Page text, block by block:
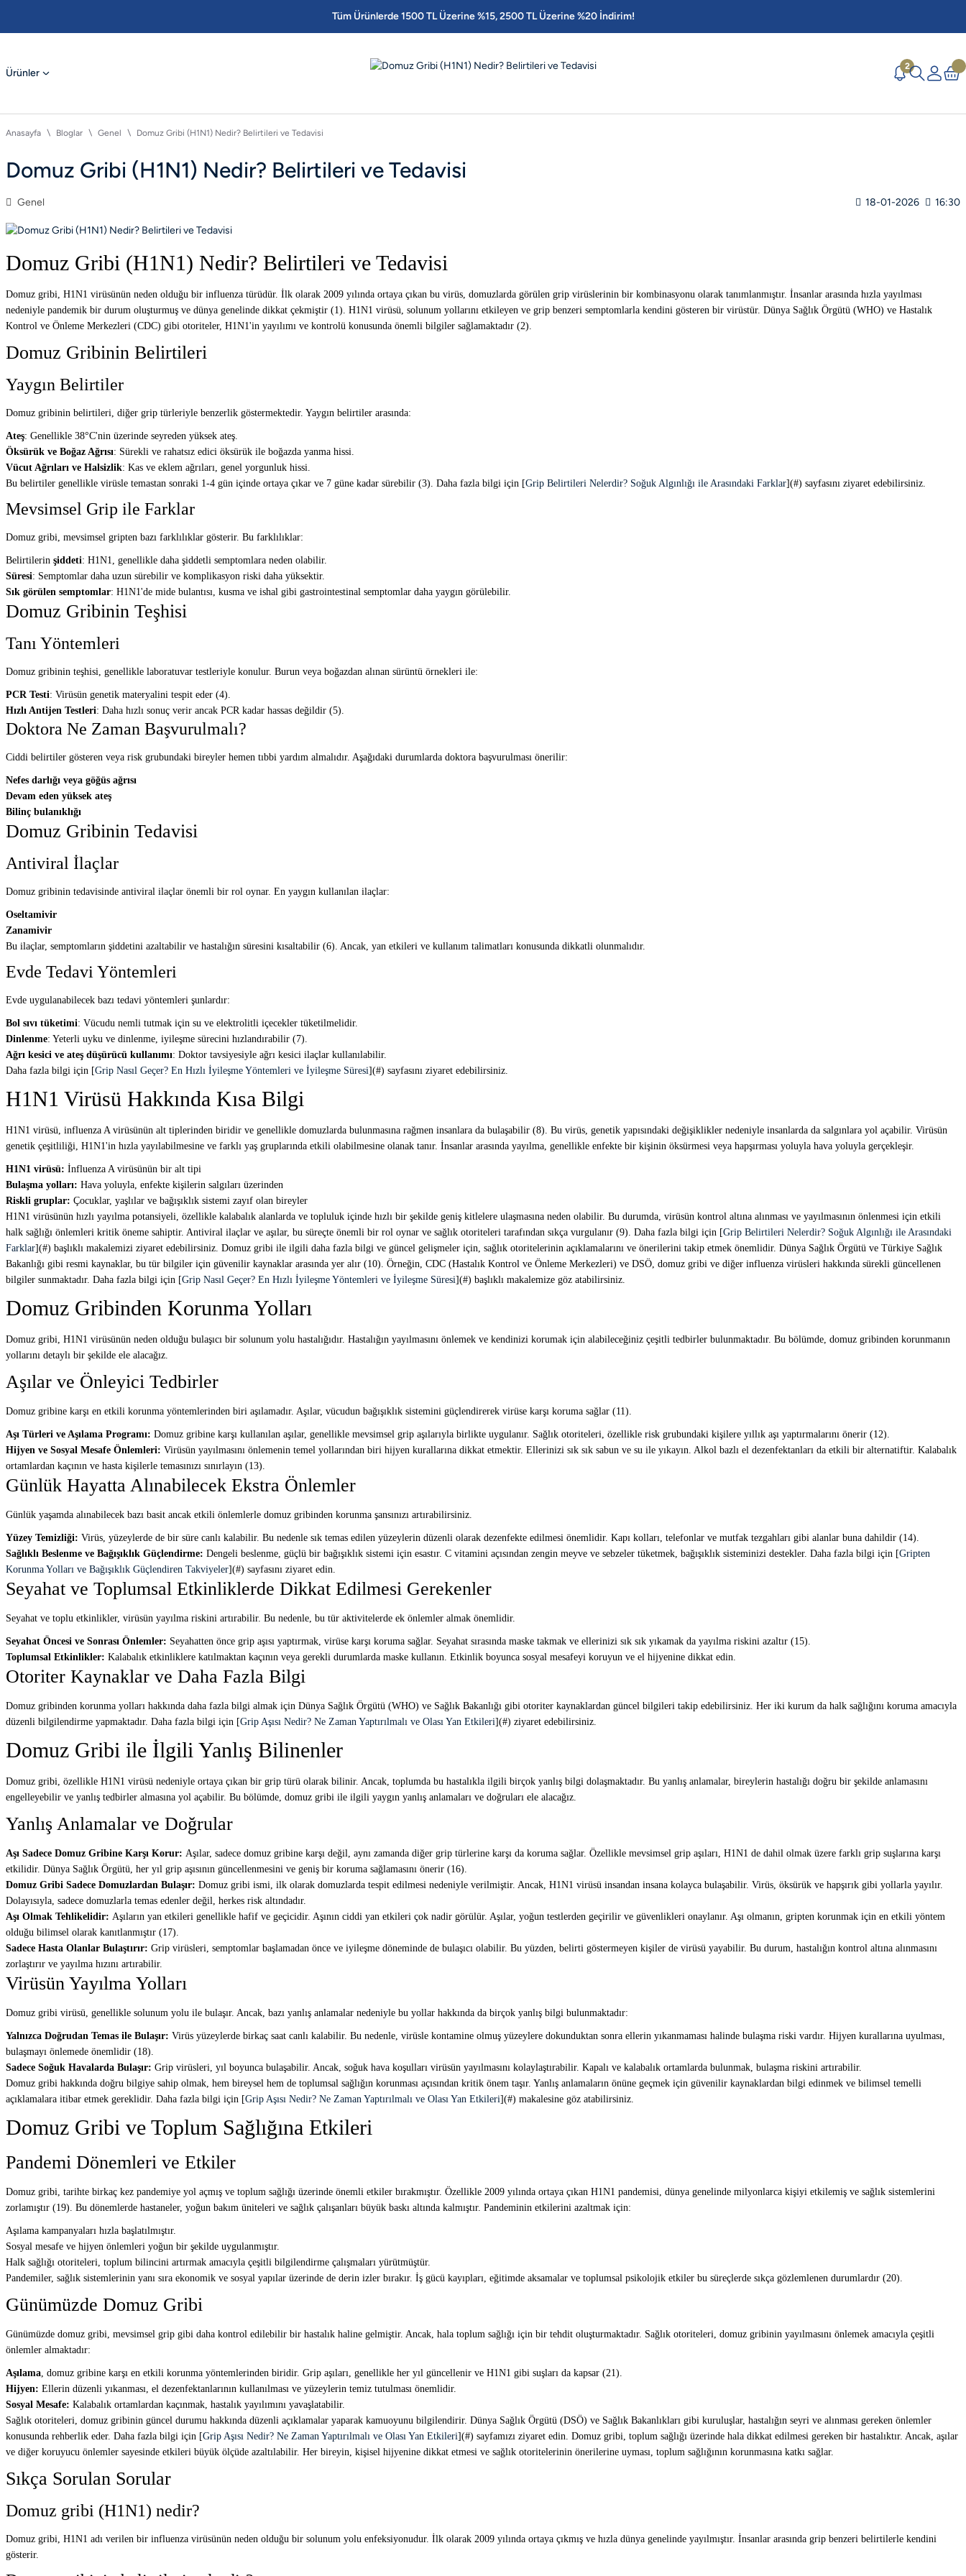
Tüm Ürünlerde 1500 TL Üzerine %15, 2500 TL Üzerine %20 İndirim!
Ürünler
2
Anasayfa Bloglar Genel Domuz Gribi (H1N1) Nedir? Belirtileri ve Tedavisi
Domuz Gribi (H1N1) Nedir? Belirtileri ve Tedavisi
Genel 18-01-2026 16:30
Domuz Gribi (H1N1) Nedir? Belirtileri ve Tedavisi
Domuz gribi, H1N1 virüsünün neden olduğu bir influenza türüdür. İlk olarak 2009 yılında ortaya çıkan bu virüs, domuzlarda görülen grip virüslerinin bir kombinasyonu olarak tanımlanmıştır. İnsanlar arasında hızla yayılması
nedeniyle pandemik bir durum oluşturmuş ve dünya genelinde dikkat çekmiştir (1). H1N1 virüsü, solunum yollarını etkileyen ve grip benzeri semptomlarla kendini gösteren bir virüstür. Dünya Sağlık Örgütü (WHO) ve Hastalık
Kontrol ve Önleme Merkezleri (CDC) gibi otoriteler, H1N1'in yayılımı ve kontrolü konusunda önemli bilgiler sağlamaktadır (2).
Domuz Gribinin Belirtileri
Yaygın Belirtiler
Domuz gribinin belirtileri, diğer grip türleriyle benzerlik göstermektedir. Yaygın belirtiler arasında:
Ateş: Genellikle 38°C'nin üzerinde seyreden yüksek ateş.
Öksürük ve Boğaz Ağrısı: Sürekli ve rahatsız edici öksürük ile boğazda yanma hissi.
Vücut Ağrıları ve Halsizlik: Kas ve eklem ağrıları, genel yorgunluk hissi.
Bu belirtiler genellikle virüsle temastan sonraki 1-4 gün içinde ortaya çıkar ve 7 güne kadar sürebilir (3). Daha fazla bilgi için [Grip Belirtileri Nelerdir? Soğuk Algınlığı ile Arasındaki Farklar](#) sayfasını ziyaret edebilirsiniz.
Mevsimsel Grip ile Farklar
Domuz gribi, mevsimsel gripten bazı farklılıklar gösterir. Bu farklılıklar:
Belirtilerin şiddeti: H1N1, genellikle daha şiddetli semptomlara neden olabilir.
Süresi: Semptomlar daha uzun sürebilir ve komplikasyon riski daha yüksektir.
Sık görülen semptomlar: H1N1'de mide bulantısı, kusma ve ishal gibi gastrointestinal semptomlar daha yaygın görülebilir.
Domuz Gribinin Teşhisi
Tanı Yöntemleri
Domuz gribinin teşhisi, genellikle laboratuvar testleriyle konulur. Burun veya boğazdan alınan sürüntü örnekleri ile:
PCR Testi: Virüsün genetik materyalini tespit eder (4).
Hızlı Antijen Testleri: Daha hızlı sonuç verir ancak PCR kadar hassas değildir (5).
Doktora Ne Zaman Başvurulmalı?
Ciddi belirtiler gösteren veya risk grubundaki bireyler hemen tıbbi yardım almalıdır. Aşağıdaki durumlarda doktora başvurulması önerilir:
Nefes darlığı veya göğüs ağrısı
Devam eden yüksek ateş
Bilinç bulanıklığı
Domuz Gribinin Tedavisi
Antiviral İlaçlar
Domuz gribinin tedavisinde antiviral ilaçlar önemli bir rol oynar. En yaygın kullanılan ilaçlar:
Oseltamivir
Zanamivir
Bu ilaçlar, semptomların şiddetini azaltabilir ve hastalığın süresini kısaltabilir (6). Ancak, yan etkileri ve kullanım talimatları konusunda dikkatli olunmalıdır.
Evde Tedavi Yöntemleri
Evde uygulanabilecek bazı tedavi yöntemleri şunlardır:
Bol sıvı tüketimi: Vücudu nemli tutmak için su ve elektrolitli içecekler tüketilmelidir.
Dinlenme: Yeterli uyku ve dinlenme, iyileşme sürecini hızlandırabilir (7).
Ağrı kesici ve ateş düşürücü kullanımı: Doktor tavsiyesiyle ağrı kesici ilaçlar kullanılabilir.
Daha fazla bilgi için [Grip Nasıl Geçer? En Hızlı İyileşme Yöntemleri ve İyileşme Süresi](#) sayfasını ziyaret edebilirsiniz.
H1N1 Virüsü Hakkında Kısa Bilgi
H1N1 virüsü, influenza A virüsünün alt tiplerinden biridir ve genellikle domuzlarda bulunmasına rağmen insanlara da bulaşabilir (8). Bu virüs, genetik yapısındaki değişiklikler nedeniyle insanlarda da salgınlara yol açabilir. Virüsün
genetik çeşitliliği, H1N1'in hızla yayılabilmesine ve farklı yaş gruplarında etkili olabilmesine olanak tanır. İnsanlar arasında yayılma, genellikle enfekte bir kişinin öksürmesi veya hapşırması yoluyla hava yoluyla gerçekleşir.
H1N1 virüsü: İnfluenza A virüsünün bir alt tipi
Bulaşma yolları: Hava yoluyla, enfekte kişilerin salgıları üzerinden
Riskli gruplar: Çocuklar, yaşlılar ve bağışıklık sistemi zayıf olan bireyler
H1N1 virüsünün hızlı yayılma potansiyeli, özellikle kalabalık alanlarda ve topluluk içinde hızlı bir şekilde geniş kitlelere ulaşmasına neden olabilir. Bu durumda, virüsün kontrol altına alınması ve yayılmasının önlenmesi için etkili
halk sağlığı önlemleri kritik öneme sahiptir. Antiviral ilaçlar ve aşılar, bu süreçte önemli bir rol oynar ve sağlık otoriteleri tarafından sıkça vurgulanır (9). Daha fazla bilgi için [Grip Belirtileri Nelerdir? Soğuk Algınlığı ile Arasındaki
Farklar](#) başlıklı makalemizi ziyaret edebilirsiniz. Domuz gribi ile ilgili daha fazla bilgi ve güncel gelişmeler için, sağlık otoritelerinin açıklamalarını ve önerilerini takip etmek önemlidir. Dünya Sağlık Örgütü ve Türkiye Sağlık
Bakanlığı gibi resmi kaynaklar, bu tür bilgiler için güvenilir kaynaklar arasında yer alır (10). Örneğin, CDC (Hastalık Kontrol ve Önleme Merkezleri) ve DSÖ, domuz gribi ve diğer influenza virüsleri hakkında sürekli güncellenen
bilgiler sunmaktadır. Daha fazla bilgi için [Grip Nasıl Geçer? En Hızlı İyileşme Yöntemleri ve İyileşme Süresi](#) başlıklı makalemize göz atabilirsiniz.
Domuz Gribinden Korunma Yolları
Domuz gribi, H1N1 virüsünün neden olduğu bulaşıcı bir solunum yolu hastalığıdır. Hastalığın yayılmasını önlemek ve kendinizi korumak için alabileceğiniz çeşitli tedbirler bulunmaktadır. Bu bölümde, domuz gribinden korunmanın
yollarını detaylı bir şekilde ele alacağız.
Aşılar ve Önleyici Tedbirler
Domuz gribine karşı en etkili korunma yöntemlerinden biri aşılamadır. Aşılar, vücudun bağışıklık sistemini güçlendirerek virüse karşı koruma sağlar (11).
Aşı Türleri ve Aşılama Programı: Domuz gribine karşı kullanılan aşılar, genellikle mevsimsel grip aşılarıyla birlikte uygulanır. Sağlık otoriteleri, özellikle risk grubundaki kişilere yıllık aşı yaptırmalarını önerir (12).
Hijyen ve Sosyal Mesafe Önlemleri: Virüsün yayılmasını önlemenin temel yollarından biri hijyen kurallarına dikkat etmektir. Ellerinizi sık sık sabun ve su ile yıkayın. Alkol bazlı el dezenfektanları da etkili bir alternatiftir. Kalabalık
ortamlardan kaçının ve hasta kişilerle temasınızı sınırlayın (13).
Günlük Hayatta Alınabilecek Ekstra Önlemler
Günlük yaşamda alınabilecek bazı basit ancak etkili önlemlerle domuz gribinden korunma şansınızı artırabilirsiniz.
Yüzey Temizliği: Virüs, yüzeylerde de bir süre canlı kalabilir. Bu nedenle sık temas edilen yüzeylerin düzenli olarak dezenfekte edilmesi önemlidir. Kapı kolları, telefonlar ve mutfak tezgahları gibi alanlar buna dahildir (14).
Sağlıklı Beslenme ve Bağışıklık Güçlendirme: Dengeli beslenme, güçlü bir bağışıklık sistemi için esastır. C vitamini açısından zengin meyve ve sebzeler tüketmek, bağışıklık sisteminizi destekler. Daha fazla bilgi için [Gripten
Korunma Yolları ve Bağışıklık Güçlendiren Takviyeler](#) sayfasını ziyaret edin.
Seyahat ve Toplumsal Etkinliklerde Dikkat Edilmesi Gerekenler
Seyahat ve toplu etkinlikler, virüsün yayılma riskini artırabilir. Bu nedenle, bu tür aktivitelerde ek önlemler almak önemlidir.
Seyahat Öncesi ve Sonrası Önlemler: Seyahatten önce grip aşısı yaptırmak, virüse karşı koruma sağlar. Seyahat sırasında maske takmak ve ellerinizi sık sık yıkamak da yayılma riskini azaltır (15).
Toplumsal Etkinlikler: Kalabalık etkinliklere katılmaktan kaçının veya gerekli durumlarda maske kullanın. Etkinlik boyunca sosyal mesafeyi koruyun ve el hijyenine dikkat edin.
Otoriter Kaynaklar ve Daha Fazla Bilgi
Domuz gribinden korunma yolları hakkında daha fazla bilgi almak için Dünya Sağlık Örgütü (WHO) ve Sağlık Bakanlığı gibi otoriter kaynaklardan güncel bilgileri takip edebilirsiniz. Her iki kurum da halk sağlığını koruma amacıyla
düzenli bilgilendirme yapmaktadır. Daha fazla bilgi için [Grip Aşısı Nedir? Ne Zaman Yaptırılmalı ve Olası Yan Etkileri](#) ziyaret edebilirsiniz.
Domuz Gribi ile İlgili Yanlış Bilinenler
Domuz gribi, özellikle H1N1 virüsü nedeniyle ortaya çıkan bir grip türü olarak bilinir. Ancak, toplumda bu hastalıkla ilgili birçok yanlış bilgi dolaşmaktadır. Bu yanlış anlamalar, bireylerin hastalığı doğru bir şekilde anlamasını
engelleyebilir ve yanlış tedbirler almasına yol açabilir. Bu bölümde, domuz gribi ile ilgili yaygın yanlış anlamaları ve doğruları ele alacağız.
Yanlış Anlamalar ve Doğrular
Aşı Sadece Domuz Gribine Karşı Korur: Aşılar, sadece domuz gribine karşı değil, aynı zamanda diğer grip türlerine karşı da koruma sağlar. Özellikle mevsimsel grip aşıları, H1N1 de dahil olmak üzere farklı grip suşlarına karşı
etkilidir. Dünya Sağlık Örgütü, her yıl grip aşısının güncellenmesini ve geniş bir koruma sağlamasını önerir (16).
Domuz Gribi Sadece Domuzlardan Bulaşır: Domuz gribi ismi, ilk olarak domuzlarda tespit edilmesi nedeniyle verilmiştir. Ancak, H1N1 virüsü insandan insana kolayca bulaşabilir. Virüs, öksürük ve hapşırık gibi yollarla yayılır.
Dolayısıyla, sadece domuzlarla temas edenler değil, herkes risk altındadır.
Aşı Olmak Tehlikelidir: Aşıların yan etkileri genellikle hafif ve geçicidir. Aşının ciddi yan etkileri çok nadir görülür. Aşılar, yoğun testlerden geçirilir ve güvenlikleri onaylanır. Aşı olmanın, gripten korunmak için en etkili yöntem
olduğu bilimsel olarak kanıtlanmıştır (17).
Sadece Hasta Olanlar Bulaştırır: Grip virüsleri, semptomlar başlamadan önce ve iyileşme döneminde de bulaşıcı olabilir. Bu yüzden, belirti göstermeyen kişiler de virüsü yayabilir. Bu durum, hastalığın kontrol altına alınmasını
zorlaştırır ve yayılma hızını artırabilir.
Virüsün Yayılma Yolları
Domuz gribi virüsü, genellikle solunum yolu ile bulaşır. Ancak, bazı yanlış anlamalar nedeniyle bu yollar hakkında da birçok yanlış bilgi bulunmaktadır:
Yalnızca Doğrudan Temas ile Bulaşır: Virüs yüzeylerde birkaç saat canlı kalabilir. Bu nedenle, virüsle kontamine olmuş yüzeylere dokunduktan sonra ellerin yıkanmaması halinde bulaşma riski vardır. Hijyen kurallarına uyulması,
bulaşmayı önlemede önemlidir (18).
Sadece Soğuk Havalarda Bulaşır: Grip virüsleri, yıl boyunca bulaşabilir. Ancak, soğuk hava koşulları virüsün yayılmasını kolaylaştırabilir. Kapalı ve kalabalık ortamlarda bulunmak, bulaşma riskini artırabilir.
Domuz gribi hakkında doğru bilgiye sahip olmak, hem bireysel hem de toplumsal sağlığın korunması açısından kritik önem taşır. Yanlış anlamaların önüne geçmek için güvenilir kaynaklardan bilgi edinmek ve bilimsel temelli
açıklamalara itibar etmek gereklidir. Daha fazla bilgi için [Grip Aşısı Nedir? Ne Zaman Yaptırılmalı ve Olası Yan Etkileri](#) makalesine göz atabilirsiniz.
Domuz Gribi ve Toplum Sağlığına Etkileri
Pandemi Dönemleri ve Etkiler
Domuz gribi, tarihte birkaç kez pandemiye yol açmış ve toplum sağlığı üzerinde önemli etkiler bırakmıştır. Özellikle 2009 yılında ortaya çıkan H1N1 pandemisi, dünya genelinde milyonlarca kişiyi etkilemiş ve sağlık sistemlerini
zorlamıştır (19). Bu dönemlerde hastaneler, yoğun bakım üniteleri ve sağlık çalışanları büyük baskı altında kalmıştır. Pandeminin etkilerini azaltmak için:
Aşılama kampanyaları hızla başlatılmıştır.
Sosyal mesafe ve hijyen önlemleri yoğun bir şekilde uygulanmıştır.
Halk sağlığı otoriteleri, toplum bilincini artırmak amacıyla çeşitli bilgilendirme çalışmaları yürütmüştür.
Pandemiler, sağlık sistemlerinin yanı sıra ekonomik ve sosyal yapılar üzerinde de derin izler bırakır. İş gücü kayıpları, eğitimde aksamalar ve toplumsal psikolojik etkiler bu süreçlerde sıkça gözlemlenen durumlardır (20).
Günümüzde Domuz Gribi
Günümüzde domuz gribi, mevsimsel grip gibi daha kontrol edilebilir bir hastalık haline gelmiştir. Ancak, hala toplum sağlığı için bir tehdit oluşturmaktadır. Sağlık otoriteleri, domuz gribinin yayılmasını önlemek amacıyla çeşitli
önlemler almaktadır:
Aşılama , domuz gribine karşı en etkili korunma yöntemlerinden biridir. Grip aşıları, genellikle her yıl güncellenir ve H1N1 gibi suşları da kapsar (21).
Hijyen: Ellerin düzenli yıkanması, el dezenfektanlarının kullanılması ve yüzeylerin temiz tutulması önemlidir.
Sosyal Mesafe: Kalabalık ortamlardan kaçınmak, hastalık yayılımını yavaşlatabilir.
Sağlık otoriteleri, domuz gribinin güncel durumu hakkında düzenli açıklamalar yaparak kamuoyunu bilgilendirir. Dünya Sağlık Örgütü (DSÖ) ve Sağlık Bakanlıkları gibi kuruluşlar, hastalığın seyri ve alınması gereken önlemler
konusunda rehberlik eder. Daha fazla bilgi için [Grip Aşısı Nedir? Ne Zaman Yaptırılmalı ve Olası Yan Etkileri](#) sayfamızı ziyaret edin. Domuz gribi, toplum sağlığı üzerinde hala dikkat edilmesi gereken bir hastalıktır. Ancak, aşılar
ve diğer koruyucu önlemler sayesinde etkileri büyük ölçüde azaltılabilir. Her bireyin, kişisel hijyenine dikkat etmesi ve sağlık otoritelerinin önerilerine uyması, toplum sağlığının korunmasına katkı sağlar.
Sıkça Sorulan Sorular
Domuz gribi (H1N1) nedir?
Domuz gribi, H1N1 adı verilen bir influenza virüsünün neden olduğu bir solunum yolu enfeksiyonudur. İlk olarak 2009 yılında ortaya çıkmış ve hızla dünya genelinde yayılmıştır. İnsanlar arasında grip benzeri belirtilerle kendini
gösterir.